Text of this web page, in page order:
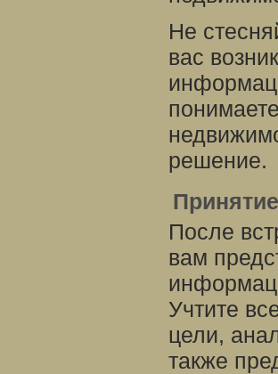
Не
вас
решение.
После
вам
Учтите
цели,
также